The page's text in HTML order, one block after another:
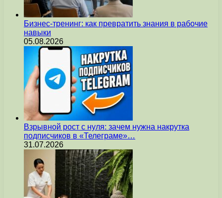
Бизнес-тренинг: как превратить знания в рабочие
навыки
05.08.2026
Взрывной рост с нуля: зачем нужна накрутка
подписчиков в «Телеграме»…
31.07.2026